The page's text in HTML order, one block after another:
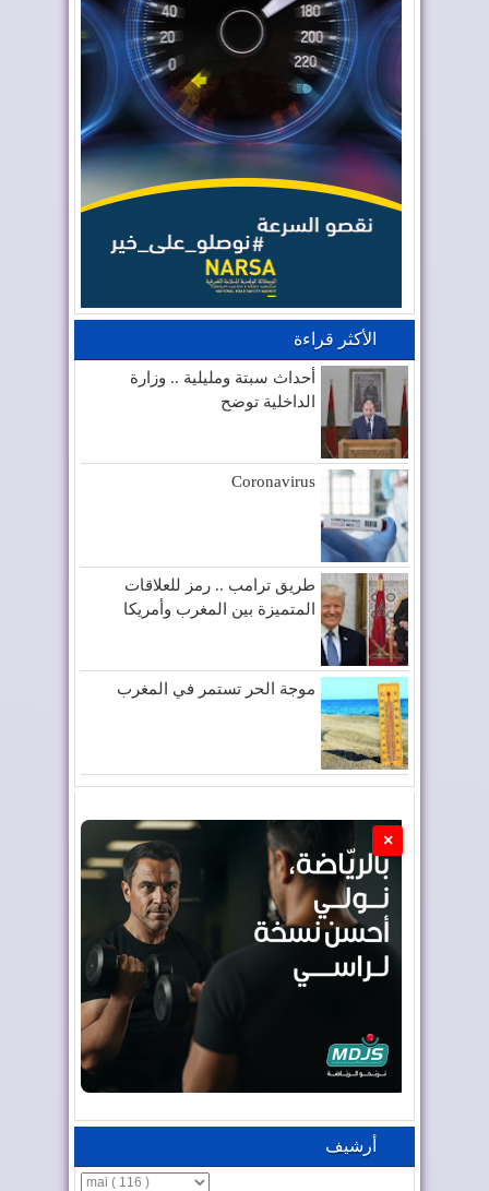
الأكثر قراءة
أحداث سبتة ومليلية .. وزارة
الداخلية توضح
Coronavirus
طريق ترامب .. رمز للعلاقات
المتميزة بين المغرب وأمريكا
موجة الحر تستمر في المغرب
×
أرشيف